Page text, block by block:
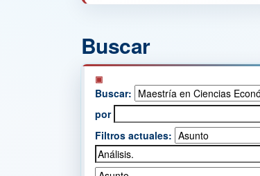
Buscar
Buscar:
por
Filtros actuales: